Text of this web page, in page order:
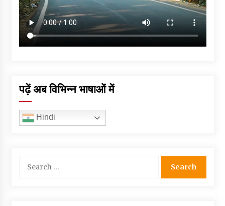
पढ़ें अब विभिन्न भाषाओं में
Hindi
for: